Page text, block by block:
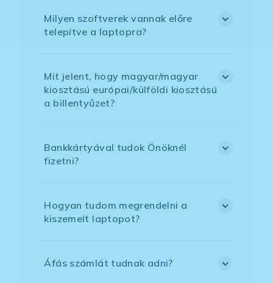
Milyen szoftverek vannak előre
telepítve a laptopra?
Mit jelent, hogy magyar/magyar
kiosztású európai/külföldi kiosztású
a billentyűzet?
Bankkártyával tudok Önöknél
fizetni?
Hogyan tudom megrendelni a
kiszemelt laptopot?
Áfás számlát tudnak adni?